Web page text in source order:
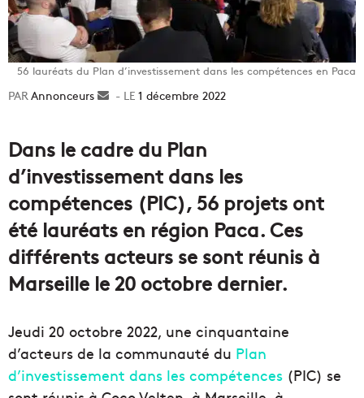
56 lauréats du Plan d’investissement dans les compétences en Paca
Annonceurs
Envoyer1 décembre 2022
Dans le cadre du Plan
d’investissement dans les
compétences (PIC), 56 projets ont
été lauréats en région Paca. Ces
différents acteurs se sont réunis à
Marseille le 20 octobre dernier.
Jeudi 20 octobre 2022, une cinquantaine
d’acteurs de la communauté du Plan
d’investissement dans les compétences (PIC) se